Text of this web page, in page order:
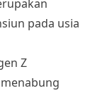
pada usia
Z